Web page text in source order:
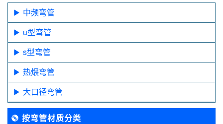
中频弯管
u型弯管
s型弯管
热煨弯管
大口径弯管
按弯管材质分类